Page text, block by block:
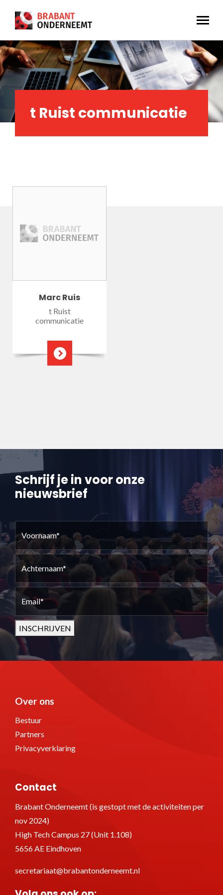
t Ruist communicatie
Marc Ruis
t Ruist
communicatie
Schrijf je in voor onze
nieuwsbrief
Achternaam
Email (Vereist)
INSCHRIJVEN
Over ons
Bestuur
Partners
Privacyverklaring
Contact
Brabant Onderneemt (is gestopt met de activiteiten per
nov 2024)
High Tech Campus 27 (Unit 1.108)
5656 AE Eindhoven
secretariaat@brabantonderneemt.nl